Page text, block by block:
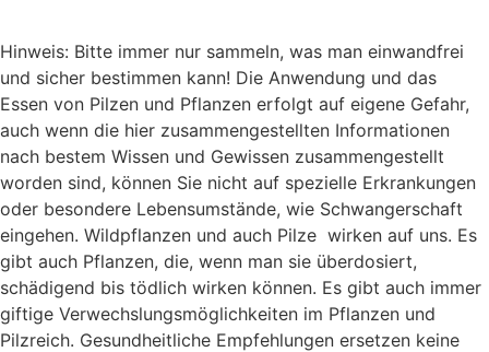
Hinweis: Bitte immer nur sammeln, was man einwandfrei
und sicher bestimmen kann! Die Anwendung und das
Essen von Pilzen und Pflanzen erfolgt auf eigene Gefahr,
auch wenn die hier zusammengestellten Informationen
nach bestem Wissen und Gewissen zusammengestellt
worden sind, können Sie nicht auf spezielle Erkrankungen
oder besondere Lebensumstände, wie Schwangerschaft
eingehen. Wildpflanzen und auch Pilze wirken auf uns. Es
gibt auch Pflanzen, die, wenn man sie überdosiert,
schädigend bis tödlich wirken können. Es gibt auch immer
giftige Verwechslungsmöglichkeiten im Pflanzen und
Pilzreich. Gesundheitliche Empfehlungen ersetzen keine